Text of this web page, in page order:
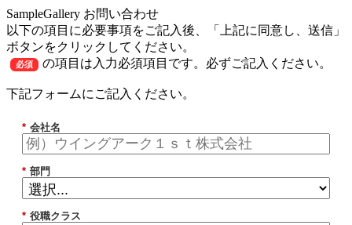
SampleGallery お問い合わせ
以下の項目に必要事項をご記入後、「上記に同意し、送信」
ボタンをクリックしてください。
必須 の項目は入力必須項目です。必ずご記入ください。
下記フォームにご記入ください。
* 会社名
* 部門
* 役職クラス